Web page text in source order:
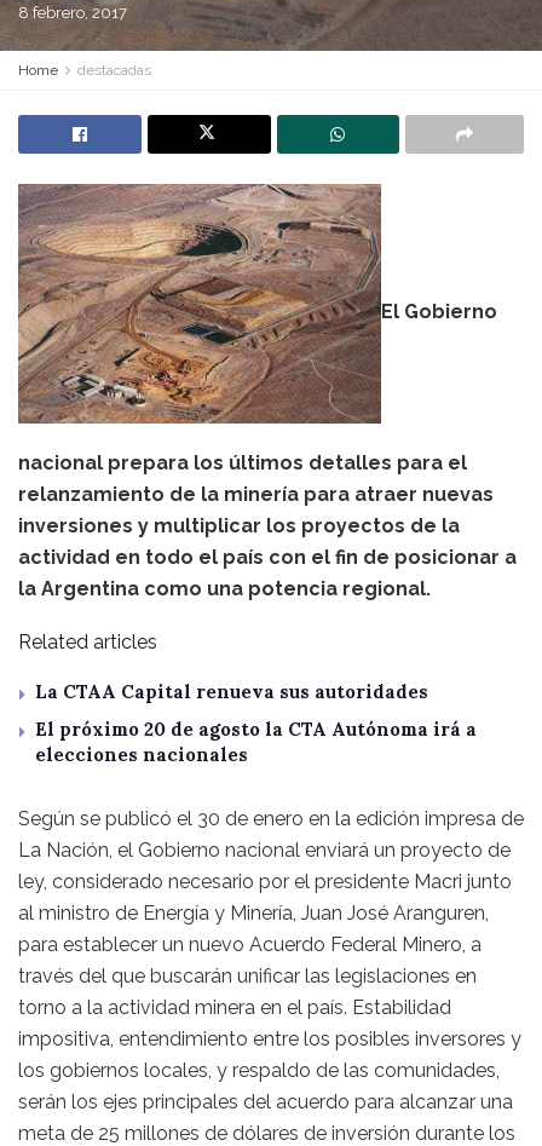
8 febrero, 2017
Home destacadas
El Gobierno
nacional prepara los últimos detalles para el
relanzamiento de la minería para atraer nuevas
inversiones y multiplicar los proyectos de la
actividad en todo el país con el fin de posicionar a
la Argentina como una potencia regional.
Related articles
La CTAA Capital renueva sus autoridades
El próximo 20 de agosto la CTA Autónoma irá a
elecciones nacionales
Según se publicó el 30 de enero en la edición impresa de
La Nación, el Gobierno nacional enviará un proyecto de
ley, considerado necesario por el presidente Macri junto
al ministro de Energía y Minería, Juan José Aranguren,
para establecer un nuevo Acuerdo Federal Minero, a
través del que buscarán unificar las legislaciones en
torno a la actividad minera en el país. Estabilidad
impositiva, entendimiento entre los posibles inversores y
los gobiernos locales, y respaldo de las comunidades,
serán los ejes principales del acuerdo para alcanzar una
meta de 25 millones de dólares de inversión durante los